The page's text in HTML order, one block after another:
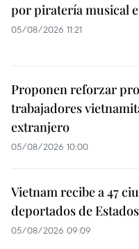
por piratería musical
05/08/2026 11:21
Proponen reforzar
trabajadores
extranjero
05/08/2026 10:00
Vietnam recibe a 47
deportados de
05/08/2026 09:09